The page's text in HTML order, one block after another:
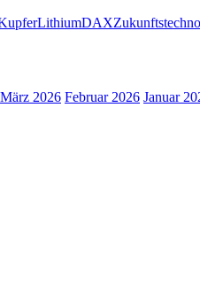
LithiumDAX
März 2026 Februar 2026 Januar